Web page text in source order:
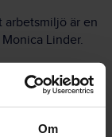
Om
är en
Linder.